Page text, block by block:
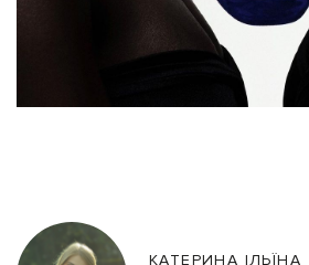
КАТЕРИНА ІЛЬЇНА